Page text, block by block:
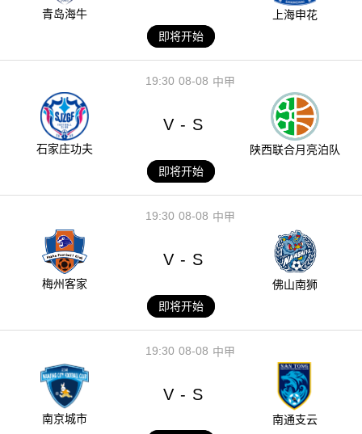
青岛海牛
上海申花
即将开始
08-08
19:30 中甲
石家庄功夫
V - S
陕西联合月亮泊队
即将开始
08-08
19:30 中甲
梅州客家
V - S
佛山南狮
即将开始
08-08
19:30 中甲
南京城市
V - S
南通支云